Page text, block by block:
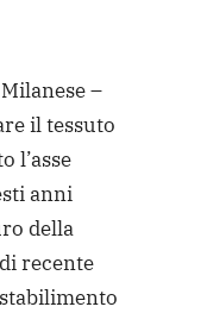
–
il tessuto
l’asse
anni
della
recente